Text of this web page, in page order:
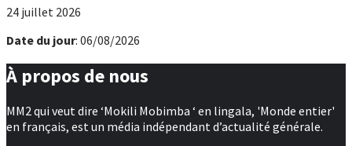
24 juillet 2026
Date du jour: 06/08/2026
À propos de nous
MM2 qui veut dire ‘Mokili Mobimba ‘ en lingala, 'Monde entier'
en français, est un média indépendant d’actualité générale.